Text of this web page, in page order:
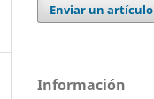
Enviar un artículo
Información